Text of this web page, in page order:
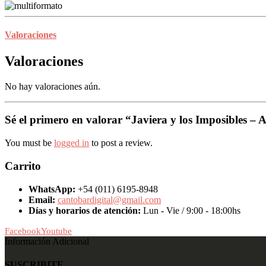
Valoraciones
Valoraciones
No hay valoraciones aún.
Sé el primero en valorar “Javiera y los Imposibles –
You must be logged in to post a review.
Carrito
WhatsApp: +54 (011) 6195-8948
Email: cantobardigital@gmail.com
Días y horarios de atención: Lun - Vie / 9:00 - 18:00hs
FacebookYoutube
Información Adicional